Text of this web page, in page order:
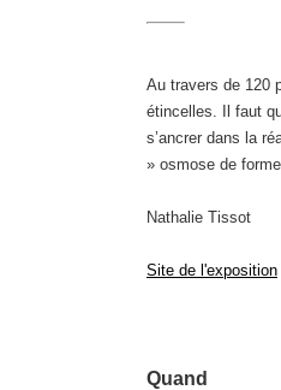
Au travers de 120
étincelles. Il faut
s’ancrer dans la
» osmose de
Nathalie Tissot
Site de l'exposition
Quand